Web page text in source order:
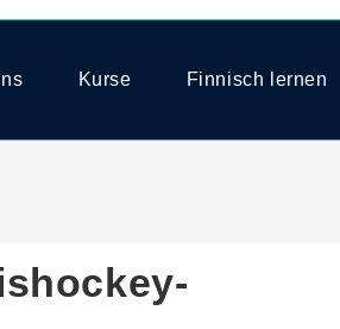
Kurse Finnisch lernen